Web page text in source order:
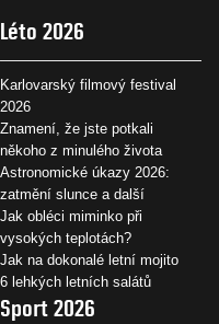
Léto 2026
Karlovarský filmový festival
2026
Znamení, že jste potkali
někoho z minulého života
Astronomické úkazy 2026:
zatmění slunce a další
Jak obléci miminko při
vysokých teplotách?
Jak na dokonalé letní mojito
6 lehkých letních salátů
Sport 2026